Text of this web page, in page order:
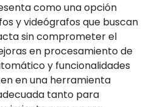
como una opción
y videógrafos que buscan
sin comprometer el
en procesamiento de
y funcionalidades
en una herramienta
tanto para